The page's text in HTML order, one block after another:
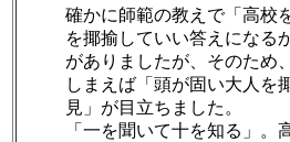
確かに師範の教えで「高校
を揶揄していい答えになる
がありましたが、そのため
しまえば「頭が固い大人を
見」が目立ちました。
「一を聞いて十を知る」。